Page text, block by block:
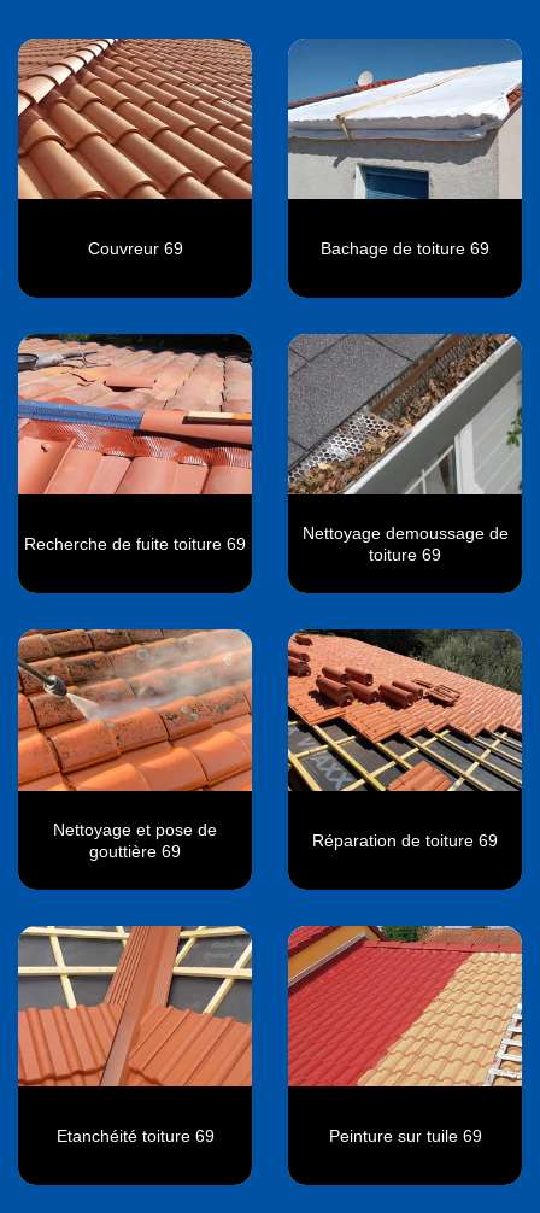
Couvreur 69 Bachage de toiture 69
Recherche de fuite toiture 69
Nettoyage demoussage de
toiture 69
Nettoyage et pose de
gouttière 69
Réparation de toiture 69
Etanchéité toiture 69 Peinture sur tuile 69